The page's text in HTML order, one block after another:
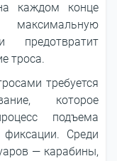
каждом конце
предотвратит
троса.
требуется
которое
подъема
фиксации. Среди
― карабины,